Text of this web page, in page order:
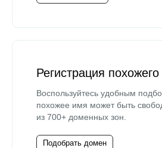
Регистрация
Воспользуйтесь удобным
похожее имя может быть
из 700+ доменных зон.
Подобрать домен